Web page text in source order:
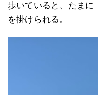
歩いていると、たまに
を掛けられる。